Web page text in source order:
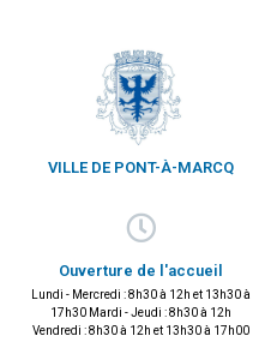
VILLE DE PONT-À-MARCQ
Ouverture de l'accueil
Lundi - Mercredi : 8h30 à 12h et 13h30 à
17h30 Mardi - Jeudi : 8h30 à 12h
Vendredi : 8h30 à 12h et 13h30 à 17h00